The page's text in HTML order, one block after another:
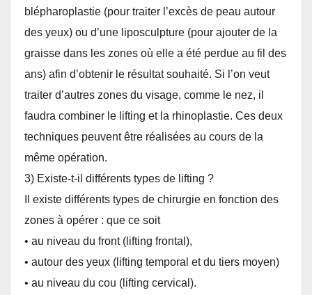
blépharoplastie (pour traiter l’excès de peau autour
des yeux) ou d’une liposculpture (pour ajouter de la
graisse dans les zones où elle a été perdue au fil des
ans) afin d’obtenir le résultat souhaité. Si l’on veut
traiter d’autres zones du visage, comme le nez, il
faudra combiner le lifting et la rhinoplastie. Ces deux
techniques peuvent être réalisées au cours de la
même opération.
3) Existe-t-il différents types de lifting ?
Il existe différents types de chirurgie en fonction des
zones à opérer : que ce soit
• au niveau du front (lifting frontal),
• autour des yeux (lifting temporal et du tiers moyen)
• au niveau du cou (lifting cervical).